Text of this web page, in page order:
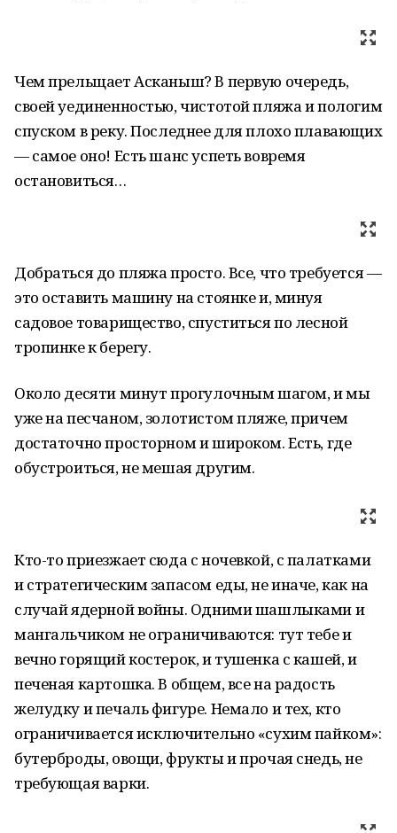
Чем прельщает Асканыш? В первую очередь,
своей уединенностью, чистотой пляжа и пологим
спуском в реку. Последнее для плохо плавающих
— самое оно! Есть шанс успеть вовремя
остановиться…
Добраться до пляжа просто. Все, что требуется —
это оставить машину на стоянке и, минуя
садовое товарищество, спуститься по лесной
тропинке к берегу.
Около десяти минут прогулочным шагом, и мы
уже на песчаном, золотистом пляже, причем
достаточно просторном и широком. Есть, где
обустроиться, не мешая другим.
Кто-то приезжает сюда с ночевкой, с палатками
и стратегическим запасом еды, не иначе, как на
случай ядерной войны. Одними шашлыками и
мангальчиком не ограничиваются: тут тебе и
вечно горящий костерок, и тушенка с кашей, и
печеная картошка. В общем, все на радость
желудку и печаль фигуре. Немало и тех, кто
ограничивается исключительно «сухим пайком»:
бутерброды, овощи, фрукты и прочая снедь, не
требующая варки.